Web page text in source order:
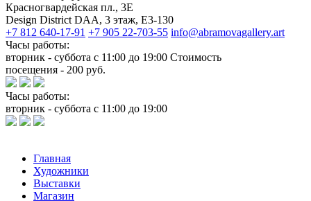
Красногвардейская пл., 3E
Design District DAA, 3 этаж, Е3-130
+7 812 640-17-91 +7 905 22-703-55 info@abramovagallery.art
Часы работы:
вторник - суббота с 11:00 до 19:00 Стоимость
посещения - 200 руб.
Часы работы:
вторник - суббота с 11:00 до 19:00
Главная
Художники
Выставки
Магазин